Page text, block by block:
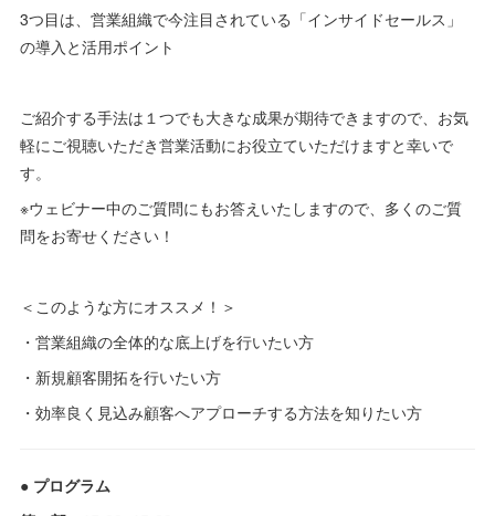
3つ目は、営業組織で今注目されている「インサイドセールス」
の導入と活用ポイント
ご紹介する手法は１つでも大きな成果が期待できますので、お気
軽にご視聴いただき営業活動にお役立ていただけますと幸いで
す。
※ウェビナー中のご質問にもお答えいたしますので、多くのご質
問をお寄せください！
＜このような方にオススメ！＞
・営業組織の全体的な底上げを行いたい方
・新規顧客開拓を行いたい方
・効率良く見込み顧客へアプローチする方法を知りたい方
​● プログラム